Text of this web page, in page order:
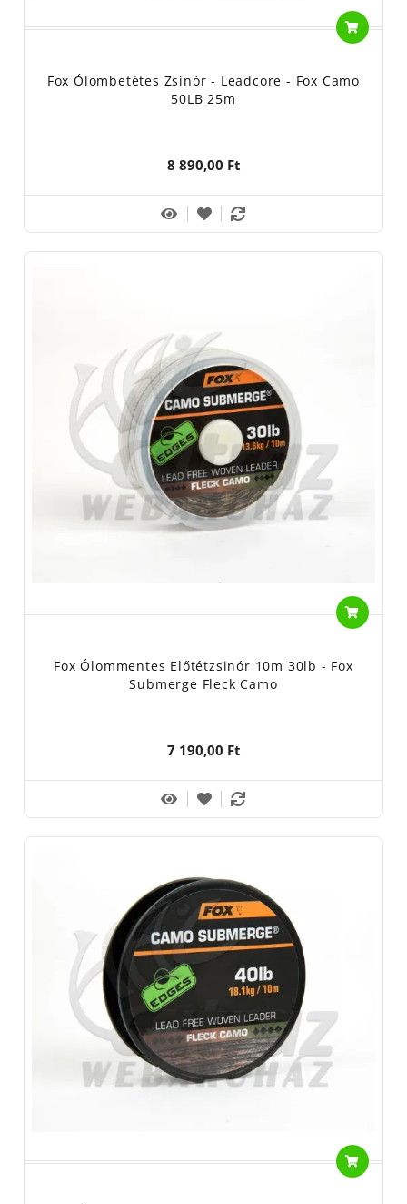
Fox Ólombetétes Zsinór - Leadcore - Fox Camo
50LB 25m
8 890,00 Ft
Fox Ólommentes Előtétzsinór 10m 30lb - Fox
Submerge Fleck Camo
7 190,00 Ft